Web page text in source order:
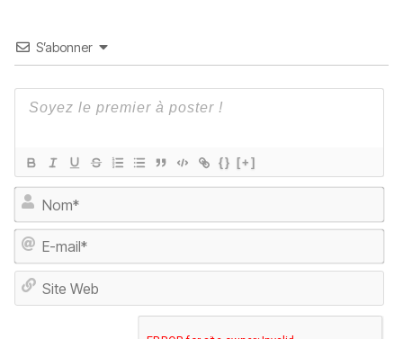
S’abonner
{} [+]
E-